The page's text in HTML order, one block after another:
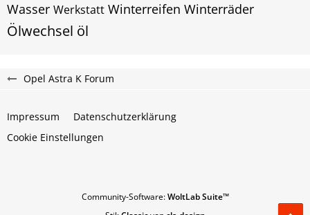
Wasser Werkstatt Winterreifen Winterräder
Ölwechsel öl
Opel Astra K Forum
Impressum
Datenschutzerklärung
Cookie Einstellungen
Community-Software:WoltLab Suite™